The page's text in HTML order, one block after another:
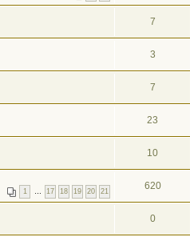
7
3
7
23
10
1 … 17 18 19 20 21 620
0